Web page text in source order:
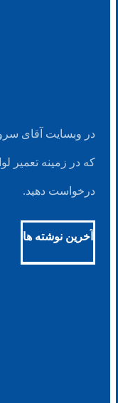
در وبسایت آقای
که در زمینه تعمیر
درخواست دهید.
آخرین نوشته ها